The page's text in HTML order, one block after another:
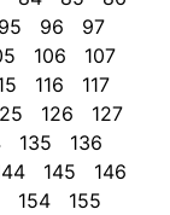
95 96
97
106
107
116
117
126
127
135
136
145
146
154
155